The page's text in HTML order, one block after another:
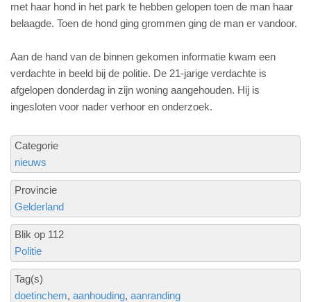
met haar hond in het park te hebben gelopen toen de man haar
belaagde. Toen de hond ging grommen ging de man er vandoor.
Aan de hand van de binnen gekomen informatie kwam een
verdachte in beeld bij de politie. De 21-jarige verdachte is
afgelopen donderdag in zijn woning aangehouden. Hij is
ingesloten voor nader verhoor en onderzoek.
Categorie
nieuws
Provincie
Gelderland
Blik op 112
Politie
Tag(s)
doetinchem aanhouding aanranding